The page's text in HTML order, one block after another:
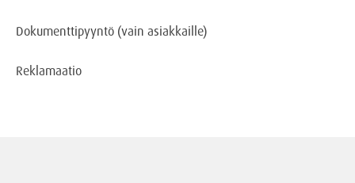
Dokumenttipyyntö (vain asiakkaille)
Reklamaatio